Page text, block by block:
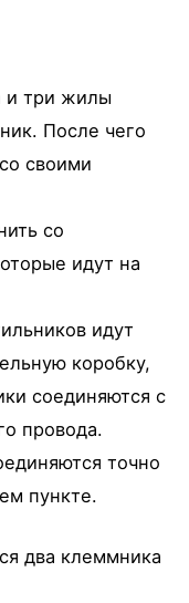
и три жилы
После чего
своими
со
идут на
идут
коробку,
соединяются с
провода.
точно
пункте.
два клеммника